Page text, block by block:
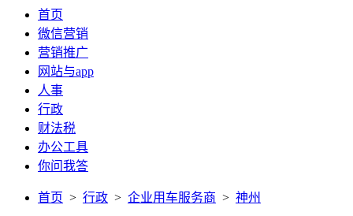
首页
微信营销
营销推广
网站与app
人事
行政
财法税
办公工具
你问我答
首页 > 行政 > 企业用车服务商 > 神州